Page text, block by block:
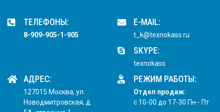
ТЕЛЕФОНЫ:
8-909-905-1-905
E-MAIL:
t_k@texnokass.ru
SKYPE:
texnokass
АДРЕС:
127015 Москва, ул.
Новодмитровская, д.
РЕЖИМ РАБОТЫ:
Отдел продаж:
с 10-00 до 17-30 Пн - Пт